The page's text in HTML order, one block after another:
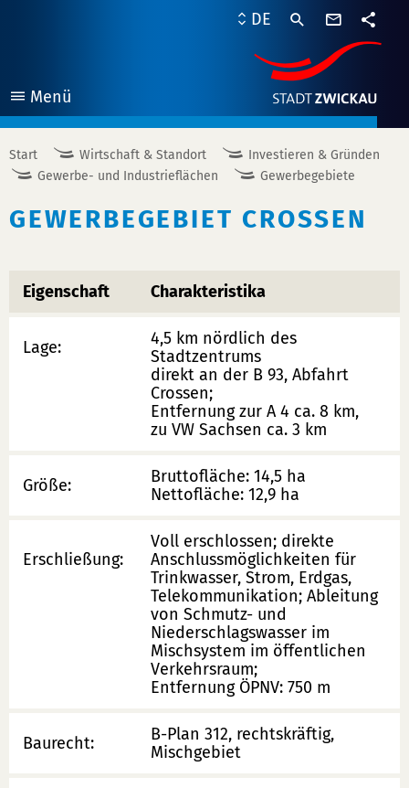
Menü
öffnen
DE
Start Wirtschaft & Standort
Investieren & Gründen
Gewerbe- und Industrieflächen
Gewerbegebiete
GEWERBEGEBIET CROSSEN
Eigenschaft Charakteristika
Lage:
4,5 km nördlich des
Stadtzentrums
direkt an der B 93, Abfahrt
Crossen;
Entfernung zur A 4 ca. 8 km,
zu VW Sachsen ca. 3 km
Größe:
Bruttofläche: 14,5 ha
Nettofläche: 12,9 ha
Erschließung:
Voll erschlossen; direkte
Anschlussmöglichkeiten für
Trinkwasser, Strom, Erdgas,
Telekommunikation; Ableitung
von Schmutz- und
Niederschlagswasser im
Mischsystem im öffentlichen
Verkehrsraum;
Entfernung ÖPNV: 750 m
Baurecht:
B-Plan 312, rechtskräftig,
Mischgebiet